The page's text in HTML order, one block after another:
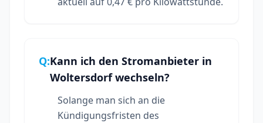
Q:Kann ich den Stromanbieter in
Woltersdorf wechseln?
Solange man sich an die
Kündigungsfristen des